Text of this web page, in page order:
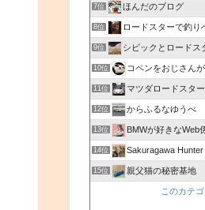
7位 ほんだのブログ
8位 ロードスターで釣り
9位 シビックとロードス
10位 コペンをおじさん
11位 マツダロードスタ
12位 からふるなゆうべ
13位 BMWが好きなWeb係
14位 Sakuragawa Hunter
15位 親父猫の秘密基地
このカテ